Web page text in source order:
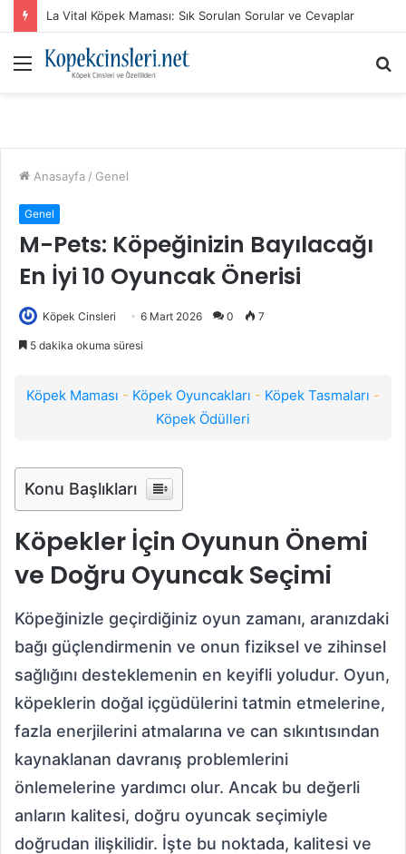
La Vital Köpek Maması: Sık Sorulan Sorular ve Cevaplar
Menü
Anasayfa / Genel
Genel
M-Pets: Köpeğinizin Bayılacağı
En İyi 10 Oyuncak Önerisi
Köpek Cinsleri 6 Mart 2026 0 7
5 dakika okuma süresi
Köpek Maması - Köpek Oyuncakları - Köpek Tasmaları -
Köpek Ödülleri
Konu Başlıkları
Köpekler İçin Oyunun Önemi
ve Doğru Oyuncak Seçimi
Köpeğinizle geçirdiğiniz oyun zamanı, aranızdaki
bağı güçlendirmenin ve onun fiziksel ve zihinsel
sağlığını desteklemenin en keyifli yoludur. Oyun,
köpeklerin doğal içgüdülerini tatmin etmelerine,
fazla enerjilerini atmalarına ve can sıkıntısından
kaynaklanan davranış problemlerini
önlemelerine yardımcı olur. Ancak bu değerli
anların kalitesi, doğru oyuncak seçimiyle
doğrudan ilişkilidir. İşte bu noktada, kalitesi ve